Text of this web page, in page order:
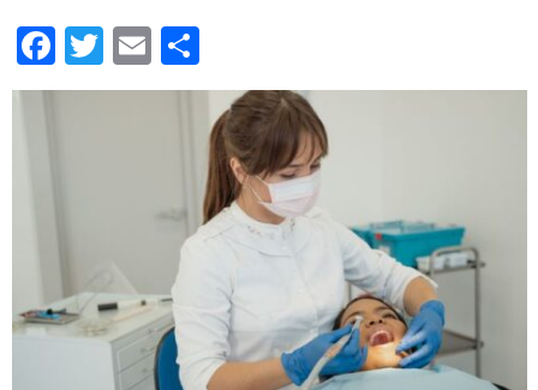
Facebook
Twitter
Email
się